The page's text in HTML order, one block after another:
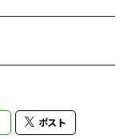
ポスト